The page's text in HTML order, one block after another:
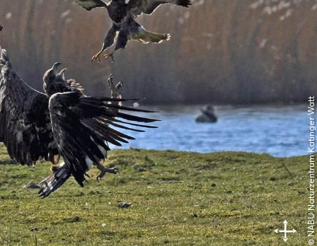
© NABU Naturzentrum Katinger Watt